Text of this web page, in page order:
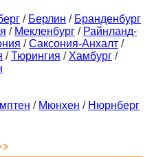
/ Берлин / Бранденбург
/ Мекленбург / Райнланд-
/Саксония-Анхалт /
/Тюрингия / Хамбург /
/ Мюнхен / Нюрнберг